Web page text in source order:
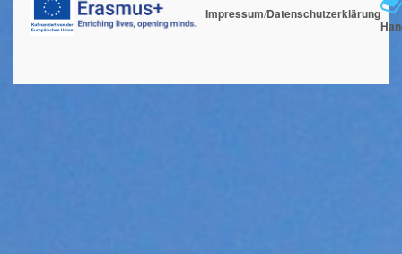
Impressum/Datenschutzerklärung